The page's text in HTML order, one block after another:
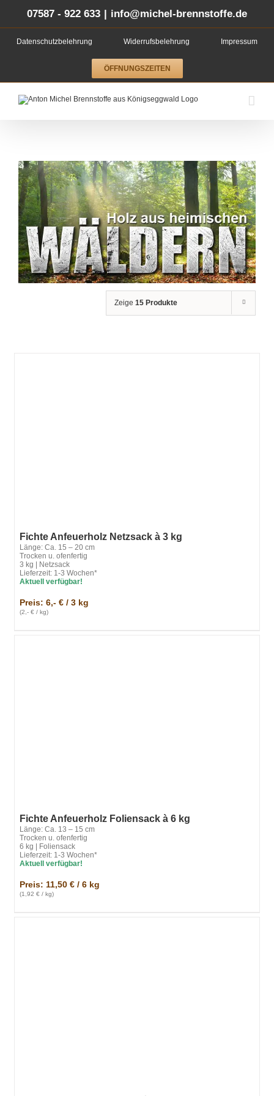
07587 - 922 633 info@michel-brennstoffe.de
Datenschutzbelehrung Widerrufsbelehrung Impressum
ÖFFNUNGSZEITEN
Zeige 15 Produkte
Fichte Anfeuerholz Netzsack à 3 kg
Länge: Ca. 15 – 20 cm
Trocken u. ofenfertig
3 kg | Netzsack
Lieferzeit: 1-3 Wochen*
Aktuell verfügbar!
Preis: 6,- € / 3 kg
(2,- € / kg)
Fichte Anfeuerholz Foliensack à 6 kg
Länge: Ca. 13 – 15 cm
Trocken u. ofenfertig
6 kg | Foliensack
Lieferzeit: 1-3 Wochen*
Aktuell verfügbar!
Preis: 11,50 € / 6 kg
(1,92 € / kg)